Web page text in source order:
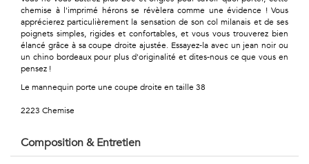
Urbain
Pop
Vintage
chemise à l'imprimé hérons se révèlera comme une évidence ! Vous
apprécierez particulièrement la sensation de son col milanais et de ses
poignets simples, rigides et confortables, et vous vous trouverez bien
élancé grâce à sa coupe droite ajustée. Essayez-la avec un jean noir ou
un chino bordeaux pour plus d'originalité et dites-nous ce que vous en
pensez !
Le mannequin porte une coupe droite en taille 38
2223 Chemise
Composition & Entretien